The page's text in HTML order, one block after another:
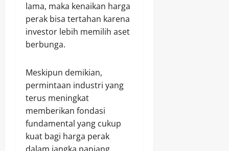
lama, maka kenaikan harga
perak bisa tertahan karena
investor lebih memilih aset
berbunga.
Meskipun demikian,
permintaan industri yang
terus meningkat
memberikan fondasi
fundamental yang cukup
kuat bagi harga perak